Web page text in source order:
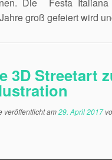
groß gefeiert wird
3D Streetart
veröffentlicht am29. April 2017